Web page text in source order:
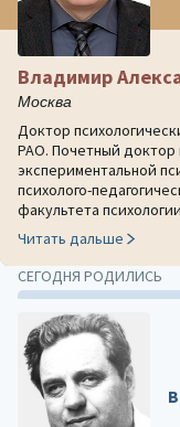
Владимир
Москва
Доктор
РАО. Почетный доктор
экспериментальной
психолого-
факультета
Читать дальше
СЕГОДНЯ РОДИЛИСЬ